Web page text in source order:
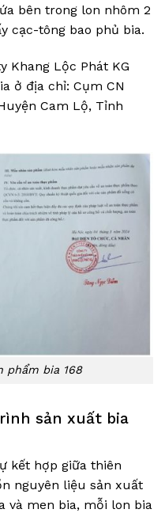
bên trong lon nhôm 2
cạc-tông bao phủ bia.
Khang Lộc Phát KG
ở địa chỉ: Cụm CN
Cam Lộ, Tỉnh
phẩm bia 168
sản xuất bia
kết hợp giữa thiên
nguyên liệu sản xuất
và men bia, mỗi lon bia